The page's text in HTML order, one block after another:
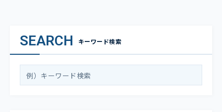
SEARCH キーワード検索